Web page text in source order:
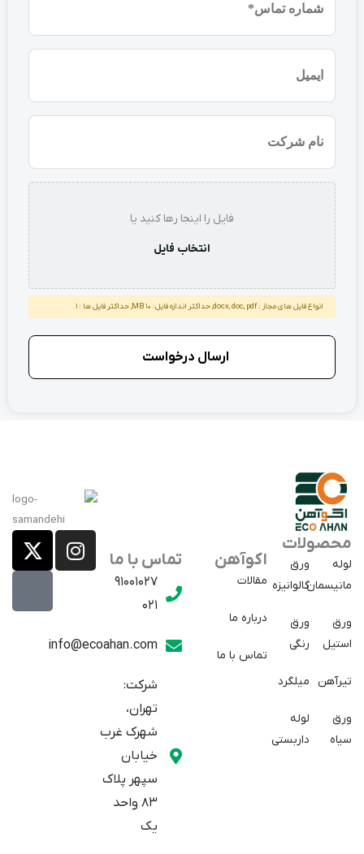
(ضروری)
موبایل
(ضروری)
شرکت
استعلام
فایل را اینجا رها کنید یا
انتخاب فایل
انواع فایل های مجاز : docx, doc, pdf, حداکثر اندازه فایل: 10 MB, حداکثر فایل ها : 1.
محصولات
لوله
مانیسمان
ورق
استیل
تیرآهن
ورق
سیاه
ورق
گالوانیزه
ورق
رنگی
میلگرد
لوله
داربستی
اکوآهن
مقالات
درباره ما
تماس با ما
تماس با ما
91001027
021
info@ecoahan.com
شرکت:
تهران،
شهرک غرب
خیابان
سپهر پلاک
83 واحد
یک
I
n
g
X
-
E
a